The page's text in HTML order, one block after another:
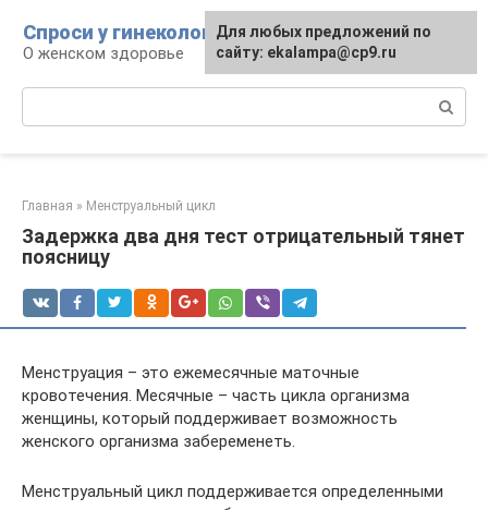
контенту
Спроси у гинеколога
О женском здоровье
Главная » Менструальный цикл
Задержка два дня тест отрицательный тянет
поясницу
Менструация – это ежемесячные маточные
кровотечения. Месячные – часть цикла организма
женщины, который поддерживает возможность
женского организма забеременеть.
Менструальный цикл поддерживается определенными
Для любых предложений по
сайту: ekalampa@cp9.ru